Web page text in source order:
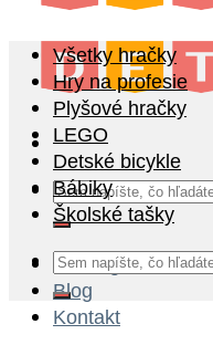
Hľadať:
Katalóg
Blog
Kontakt
Všetky hračky
Hry na profesie
Plyšové hračky
LEGO
Detské bicykle
Bábiky
Školské tašky
Hľadať: